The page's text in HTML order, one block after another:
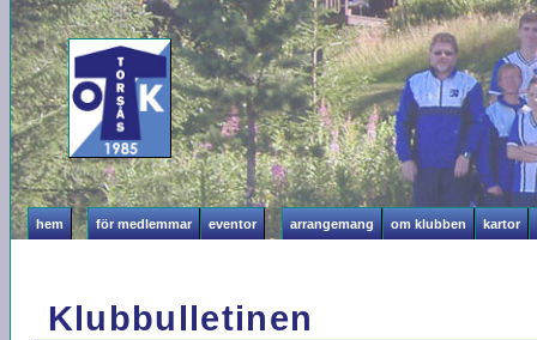
hem för medlemmar eventor arrangemang om klubben kartor
Klubbulletinen